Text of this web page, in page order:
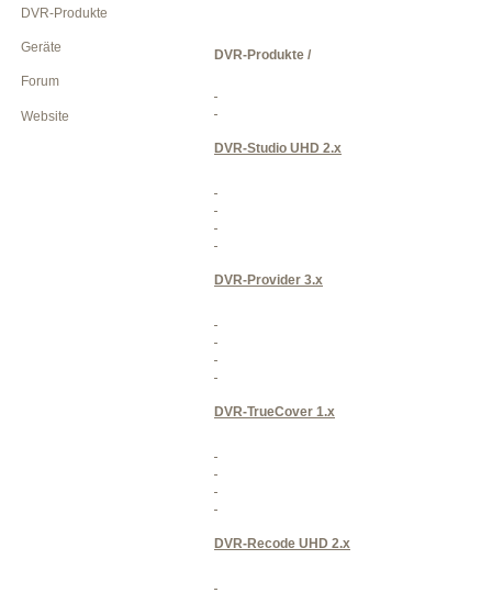
DVR-Produkte
Geräte
Forum
Website
DVR-Produkte /
DVR-Studio UHD 2.x
DVR-Provider 3.x
DVR-TrueCover 1.x
DVR-Recode UHD 2.x